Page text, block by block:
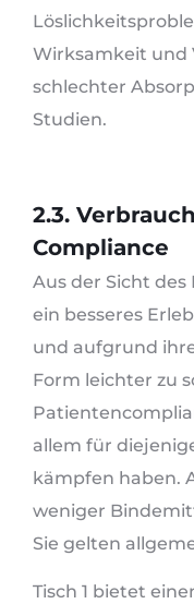
Wirksamkeit und
schlechter
Studien.
2.3.
Compliance
Aus der Sicht
ein besseres
und aufgrund
Form leichter zu
allem für
kämpfen haben.
weniger
Sie gelten
Tisch 1 bietet